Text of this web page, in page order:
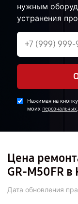
нужным
устранения
Нажимая на
моих
Цена
GR-M50FR в
Дата обновления